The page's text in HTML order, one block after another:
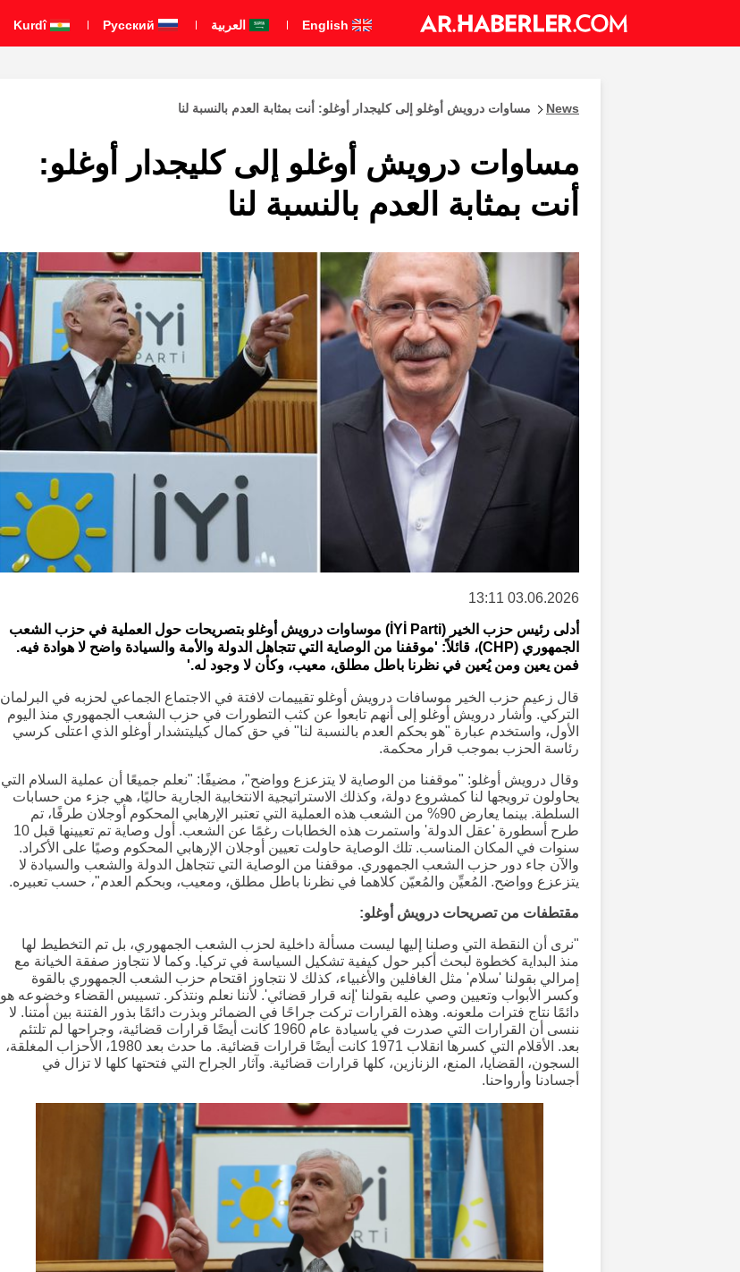
العربية Kurdî
News مساوات درويش أوغلو إلى كليجدار أوغلو: أنت بمثابة العدم بالنسبة لنا
مساوات درويش أوغلو إلى كليجدار أوغلو:
أنت بمثابة العدم بالنسبة لنا
03.06.2026 13:11
أدلى رئيس حزب الخير (İYİ Parti) موساوات درويش أوغلو بتصريحات حول العملية في حزب الشعب
الجمهوري (CHP)، قائلاً: 'موقفنا من الوصاية التي تتجاهل الدولة والأمة والسيادة واضح لا هوادة فيه.
فمن يعين ومن يُعين في نظرنا باطل مطلق، معيب، وكأن لا وجود له.'
قال زعيم حزب الخير موسافات درويش أوغلو تقييمات لافتة في الاجتماع الجماعي لحزبه في البرلمان
التركي. وأشار درويش أوغلو إلى أنهم تابعوا عن كثب التطورات في حزب الشعب الجمهوري منذ اليوم
الأول، واستخدم عبارة "هو بحكم العدم بالنسبة لنا" في حق كمال كيليتشدار أوغلو الذي اعتلى كرسي
رئاسة الحزب بموجب قرار محكمة.
وقال درويش أوغلو: "موقفنا من الوصاية لا يتزعزع وواضح"، مضيفًا: "نعلم جميعًا أن عملية السلام التي
يحاولون ترويجها لنا كمشروع دولة، وكذلك الاستراتيجية الانتخابية الجارية حاليًا، هي جزء من حسابات
السلطة. بينما يعارض 90% من الشعب هذه العملية التي تعتبر الإرهابي المحكوم أوجلان طرفًا، تم
طرح أسطورة 'عقل الدولة' واستمرت هذه الخطابات رغمًا عن الشعب. أول وصاية تم تعيينها قبل 10
سنوات في المكان المناسب. تلك الوصاية حاولت تعيين أوجلان الإرهابي المحكوم وصيًا على الأكراد.
والآن جاء دور حزب الشعب الجمهوري. موقفنا من الوصاية التي تتجاهل الدولة والشعب والسيادة لا
يتزعزع وواضح. المُعيِّن والمُعيّن كلاهما في نظرنا باطل مطلق، ومعيب، وبحكم العدم"، حسب تعبيره.
مقتطفات من تصريحات درويش أوغلو:
"نرى أن النقطة التي وصلنا إليها ليست مسألة داخلية لحزب الشعب الجمهوري، بل تم التخطيط لها
منذ البداية كخطوة لبحث أكبر حول كيفية تشكيل السياسة في تركيا. وكما لا نتجاوز صفقة الخيانة مع
إمرالي بقولنا 'سلام' مثل الغافلين والأغبياء، كذلك لا نتجاوز اقتحام حزب الشعب الجمهوري بالقوة
وكسر الأبواب وتعيين وصي عليه بقولنا 'إنه قرار قضائي'. لأننا نعلم ونتذكر. تسييس القضاء وخضوعه هو
دائمًا نتاج فترات ملعونه. وهذه القرارات تركت جراحًا في الضمائر وبذرت دائمًا بذور الفتنة بين أمتنا. لا
ننسى أن القرارات التي صدرت في ياسيادة عام 1960 كانت أيضًا قرارات قضائية، وجراحها لم تلتئم
بعد. الأقلام التي كسرها انقلاب 1971 كانت أيضًا قرارات قضائية. ما حدث بعد 1980، الأحزاب المغلقة،
السجون، القضايا، المنع، الزنازين، كلها قرارات قضائية. وآثار الجراح التي فتحتها كلها لا تزال في
أجسادنا وأرواحنا.